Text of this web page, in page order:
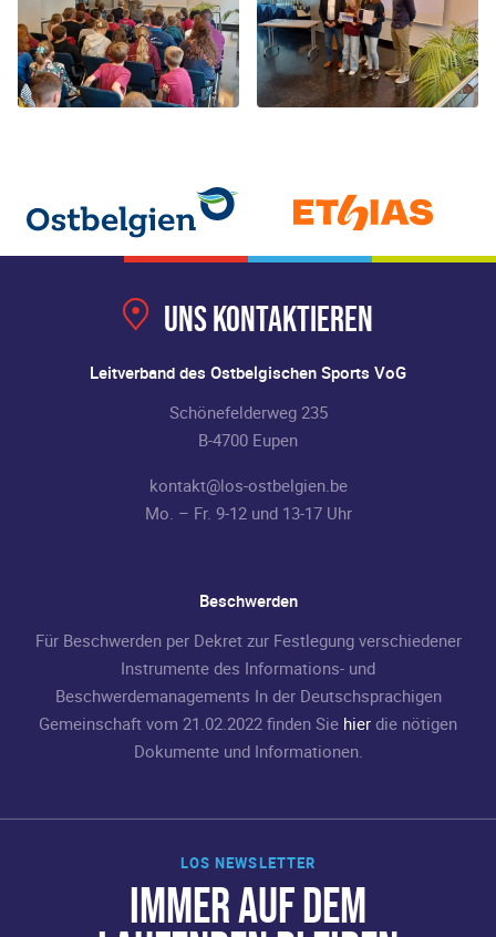
LOS NEWSLETTER
IMMER AUF DEM
Uns kontaktieren
Leitverband des Ostbelgischen Sports VoG
Schönefelderweg 235
B-4700 Eupen
kontakt@los-ostbelgien.be
Mo. – Fr. 9-12 und 13-17 Uhr
Beschwerden
Für Beschwerden per Dekret zur Festlegung verschiedener
Instrumente des Informations- und
Beschwerdemanagements In der Deutschsprachigen
Gemeinschaft vom 21.02.2022 finden Sie hier die nötigen
Dokumente und Informationen.